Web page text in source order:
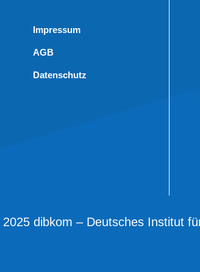
Impressum
AGB
Datenschutz
dibkom – Deutsches Institut